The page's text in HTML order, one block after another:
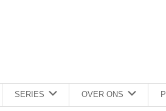
SERIES OVER ONS